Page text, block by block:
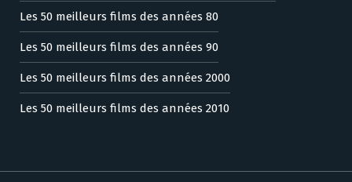
Les 50 meilleurs films des années 80
Les 50 meilleurs films des années 90
Les 50 meilleurs films des années 2000
Les 50 meilleurs films des années 2010